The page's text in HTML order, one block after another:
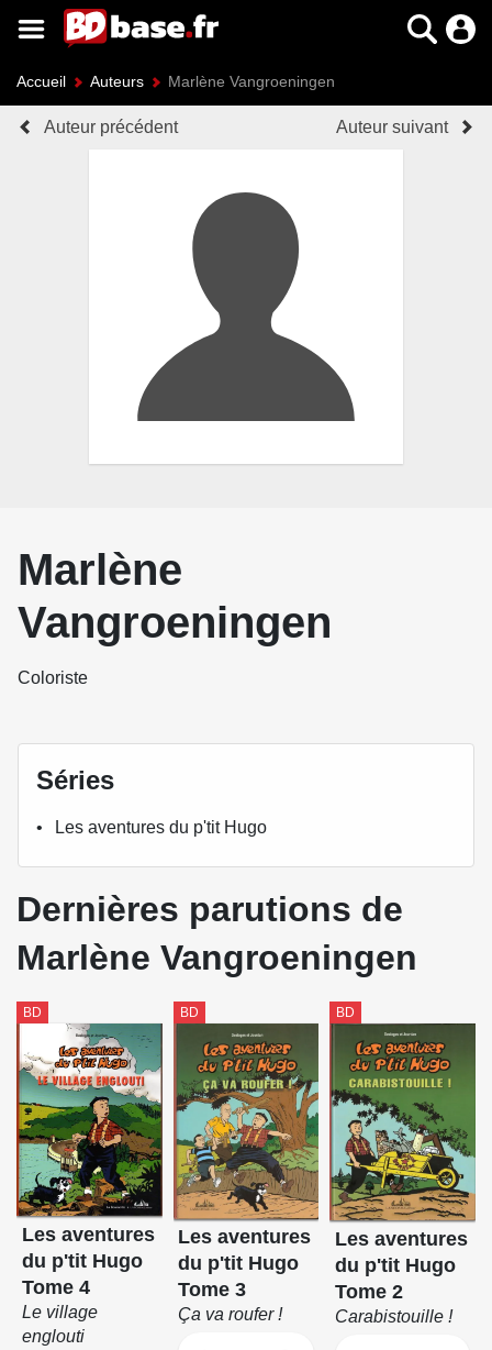
Accueil Auteurs Marlène Vangroeningen
Auteur précédent Auteur suivant
Marlène
Vangroeningen
Coloriste
Séries
Les aventures du p'tit Hugo
Dernières parutions de
Marlène Vangroeningen
BD
Les aventures
du p'tit Hugo
Tome 4
Le village
englouti
BD
Les aventures
du p'tit Hugo
Tome 3
Ça va roufer !
BD
Les aventures
du p'tit Hugo
Tome 2
Carabistouille !